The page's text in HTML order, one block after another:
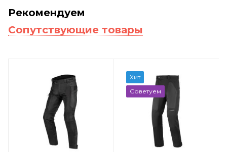
Рекомендуем
Сопутствующие товары
Хит
Советуем